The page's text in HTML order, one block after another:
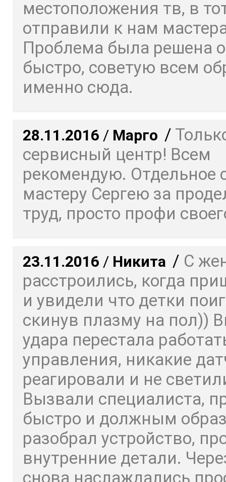
местоположения тв, в
отправили к нам
Проблема была решена
быстро, советую всем
именно сюда.
28.11.2016 / Марго /
сервисный центр! Всем
рекомендую. Отдельное
мастеру Сергею за
труд, просто профи
23.11.2016 / Никита / С
расстроились, когда
и увидели что детки
скинув плазму на пол))
удара перестала
управления, никакие
реагировали и не
Вызвали специалиста,
быстро и должным
разобрал устройство,
внутренние детали.
снова наслаждались